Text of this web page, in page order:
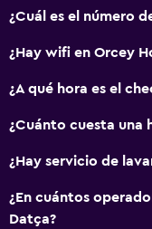
¿Cuál es el número
¿Hay wifi en Orcey
¿A qué hora es el
¿Cuánto cuesta una
¿Hay servicio de
¿En cuántos
Datça?